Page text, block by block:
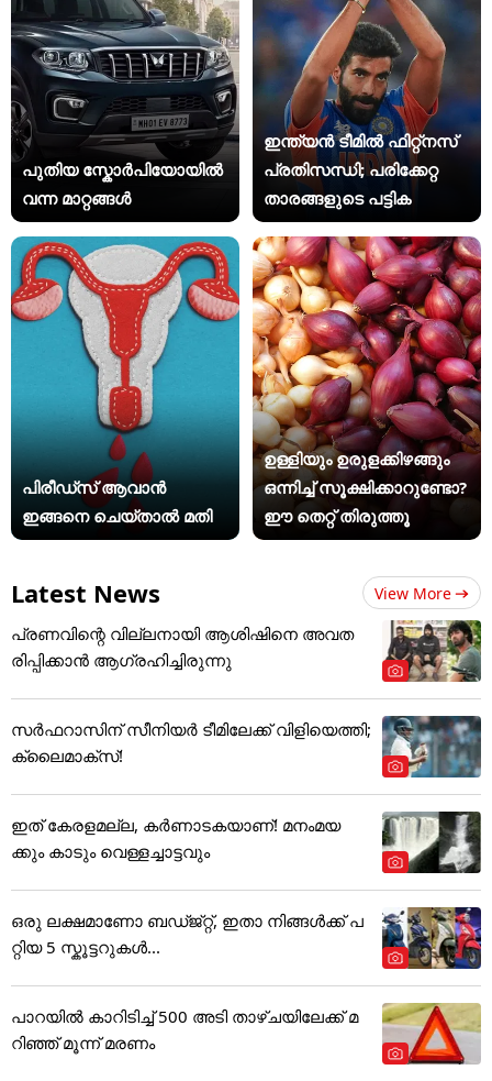
പുതിയ സ്കോർപിയോയിൽ
വന്ന മാറ്റങ്ങൾ
ഇന്ത്യന്‍ ടീമില്‍ ഫിറ്റ്‌നസ്
പ്രതിസന്ധി; പരിക്കേറ്റ
താരങ്ങളുടെ പട്ടിക
പിരീഡ്സ് ആവാൻ
ഇങ്ങനെ ചെയ്താൽ മതി
ഉള്ളിയും ഉരുളക്കിഴങ്ങും
ഒന്നിച്ച് സൂക്ഷിക്കാറുണ്ടോ?
ഈ തെറ്റ് തിരുത്തൂ
Latest News View More
പ്രണവിന്റെ വില്ലനായി ആശിഷിനെ അവത
രിപ്പിക്കാൻ ആ​ഗ്രഹിച്ചിരുന്നു
സര്‍ഫറാസിന്‌ സീനിയര്‍ ടീമിലേക്ക് വിളിയെത്തി;
ക്ലൈമാക്‌സ്‌!
ഇത് കേരളമല്ല, കർണാടകയാണ്! മനംമയ
ക്കും കാടും വെള്ളച്ചാട്ടവും
ഒരു ലക്ഷമാണോ ബഡ്ജ്റ്റ്, ഇതാ നിങ്ങൾക്ക് പ
റ്റിയ 5 സ്കൂട്ടറുകൾ...
പാറയിൽ കാറിടിച്ച് 500 അടി താഴ്ചയിലേക്ക് മ
റിഞ്ഞ് മൂന്ന് മരണം